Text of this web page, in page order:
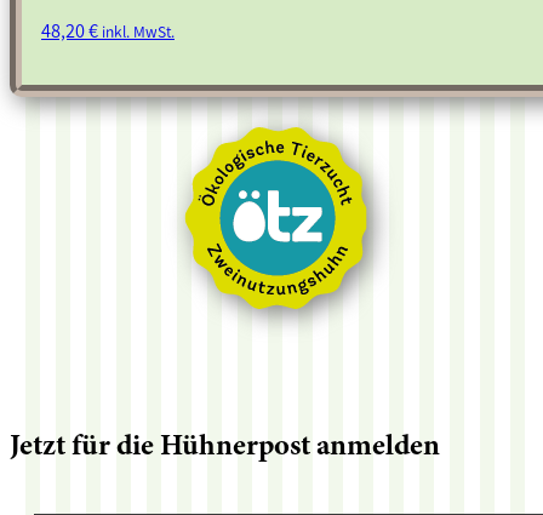
48,20€ inkl. MwSt.
Jetzt für die Hühnerpost anmelden